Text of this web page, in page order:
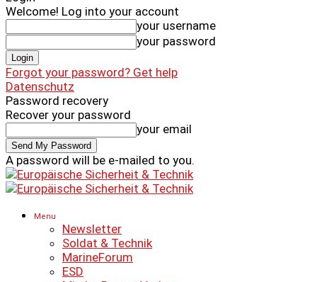
Welcome! Log into your account
your username
your password
Forgot your password? Get help
Datenschutz
Password recovery
Recover your password
your email
A password will be e-mailed to you.
Menu
Newsletter
Soldat & Technik
MarineForum
ESD